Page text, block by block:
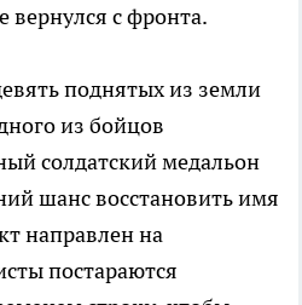
вернулся с фронта.
поднятых из земли
из бойцов
солдатский медальон
шанс восстановить имя
направлен на
постараются